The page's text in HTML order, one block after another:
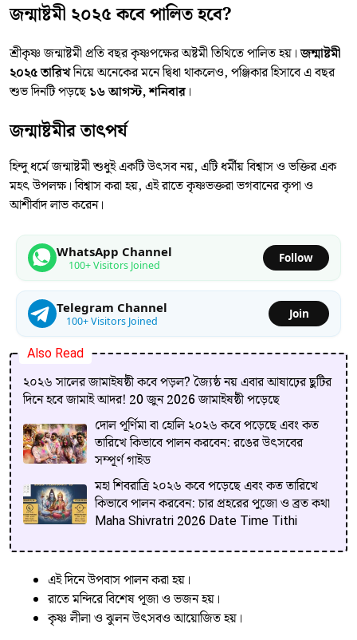
জন্মাষ্টমী ২০২৫ কবে পালিত হবে?
শ্রীকৃষ্ণ জন্মাষ্টমী প্রতি বছর কৃষ্ণপক্ষের অষ্টমী তিথিতে পালিত হয়।জন্মাষ্টমী
২০২৫ তারিখনিয়ে অনেকের মনে দ্বিধা থাকলেও, পঞ্জিকার হিসাবে এ বছর
শুভ দিনটি পড়ছে ১৬ আগস্ট, শনিবার।
জন্মাষ্টমীর তাৎপর্য
হিন্দু ধর্মে জন্মাষ্টমী শুধুই একটি উৎসব নয়, এটি ধর্মীয় বিশ্বাস ও ভক্তির এক
মহৎ উপলক্ষ। বিশ্বাস করা হয়, এই রাতে কৃষ্ণভক্তরা ভগবানের কৃপা ও
আশীর্বাদ লাভ করেন।
WhatsApp Channel
100+ Visitors Joined
Follow
Telegram Channel
100+ Visitors Joined
Join
Also Read
২০২৬ সালের জামাইষষ্ঠী কবে পড়ল? জ্যৈষ্ঠ নয় এবার আষাঢ়ের ছুটির
দিনে হবে জামাই আদর! 20 জুন 2026 জামাইষষ্ঠী পড়েছে
দোল পূর্ণিমা বা হোলি ২০২৬ কবে পড়েছে এবং কত
তারিখে কিভাবে পালন করবেন: রঙের উৎসবের
সম্পূর্ণ গাইড
মহা শিবরাত্রি ২০২৬ কবে পড়েছে এবং কত তারিখে
কিভাবে পালন করবেন: চার প্রহরের পুজো ও ব্রত কথা
Maha Shivratri 2026 Date Time Tithi
এই দিনে উপবাস পালন করা হয়।
রাতে মন্দিরে বিশেষ পূজা ও ভজন হয়।
কৃষ্ণ লীলা ও ঝুলন উৎসবও আয়োজিত হয়।